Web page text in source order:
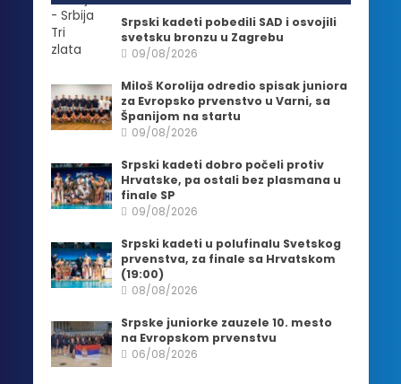
Srpski kadeti pobedili SAD i osvojili
svetsku bronzu u Zagrebu
09/08/2026
Miloš Korolija odredio spisak juniora
za Evropsko prvenstvo u Varni, sa
Španijom na startu
09/08/2026
Srpski kadeti dobro počeli protiv
Hrvatske, pa ostali bez plasmana u
finale SP
09/08/2026
Srpski kadeti u polufinalu Svetskog
prvenstva, za finale sa Hrvatskom
(19:00)
08/08/2026
Srpske juniorke zauzele 10. mesto
na Evropskom prvenstvu
06/08/2026